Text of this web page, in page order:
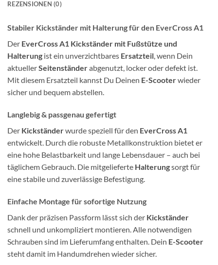
REZENSIONEN (0)
Stabiler Kickständer mit Halterung für den EverCross A1
Der EverCross A1 Kickständer mit Fußstütze und
Halterung ist ein unverzichtbares Ersatzteil, wenn Dein
aktuellerSeitenständerabgenutzt, locker oder defekt ist.
Mit diesem Ersatzteil kannst Du Deinen E-Scooterwieder
sicher und bequem abstellen.
Langlebig & passgenau gefertigt
Der Kickständerwurde speziell für den EverCross A1
entwickelt. Durch die robuste Metallkonstruktion bietet er
eine hohe Belastbarkeit und lange Lebensdauer – auch bei
täglichem Gebrauch. Die mitgelieferte Halterungsorgt für
eine stabile und zuverlässige Befestigung.
Einfache Montage für sofortige Nutzung
Dank der präzisen Passform lässt sich der Kickständer
schnell und unkompliziert montieren. Alle notwendigen
Schrauben sind im Lieferumfang enthalten. Dein E-Scooter
steht damit im Handumdrehen wieder sicher.